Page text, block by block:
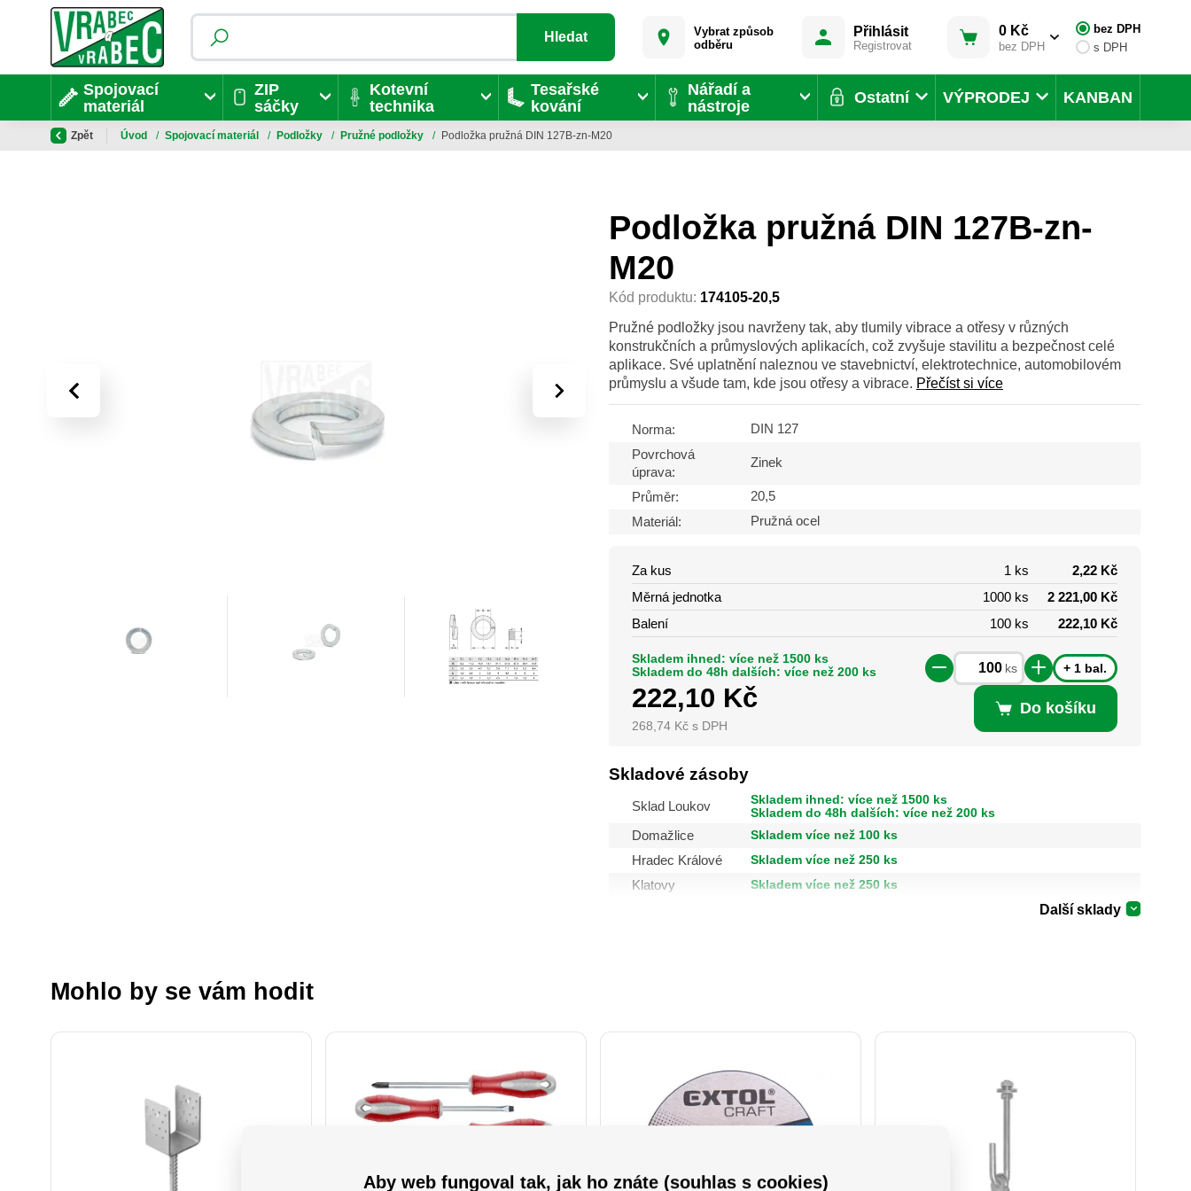
Hledat
Vybrat způsob
odběru
Přihlásit
Registrovat
0 Kč
bez DPH
bez DPH
s DPH
Spojovací
materiál
ZIP
sáčky
Kotevní
technika
Tesařské
kování
Nářadí a
nástroje
Ostatní VÝPRODEJ KANBAN
Zpět Úvod / Spojovací materiál / Podložky / Pružné podložky / Podložka pružná DIN 127B-zn-M20
‹ ›
Podložka pružná DIN 127B-zn-
M20
Kód produktu: 174105-20,5
Pružné podložky jsou navrženy tak, aby tlumily vibrace a otřesy v různých
konstrukčních a průmyslových aplikacích, což zvyšuje stavilitu a bezpečnost celé
aplikace. Své uplatnění naleznou ve stavebnictví, elektrotechnice, automobilovém
průmyslu a všude tam, kde jsou otřesy a vibrace. Přečíst si více
Norma:
DIN 127
Povrchová
úprava:
Zinek
Průměr:
20,5
Materiál:
Pružná ocel
Za kus 1 ks
2,22 Kč
Měrná jednotka
1000 ks
2 221,00 Kč
Balení
100 ks 222,10 Kč
Skladem ihned: více než 1500 ks
Skladem do 48h dalších: více než 200 ks
222,10 Kč
268,74 Kčs DPH
ks + 1 bal.
Do košíku
Skladové zásoby
Sklad Loukov
Skladem ihned: více než 1500 ks
Skladem do 48h dalších: více než 200 ks
Domažlice
Skladem více než 100 ks
Hradec Králové
Skladem více než 250 ks
Klatovy
Skladem více než 250 ks
Další sklady
Mohlo by se vám hodit
Aby web fungoval tak, jak ho znáte (souhlas s cookies)